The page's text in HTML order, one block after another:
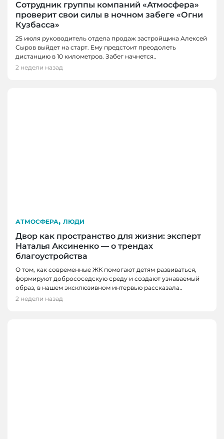
Сотрудник группы компаний «Атмосфера»
проверит свои силы в ночном забеге «Огни
Кузбасса»
25 июля руководитель отдела продаж застройщика Алексей
Сыров выйдет на старт. Ему предстоит преодолеть
дистанцию в 10 километров. Забег начнется..
2 недели назад
АТМОСФЕРА, ЛЮДИ
Двор как пространство для жизни: эксперт
Наталья Аксиненко — о трендах
благоустройства
О том, как современные ЖК помогают детям развиваться,
формируют добрососедскую среду и создают узнаваемый
образ, в нашем эксклюзивном интервью рассказала..
2 недели назад